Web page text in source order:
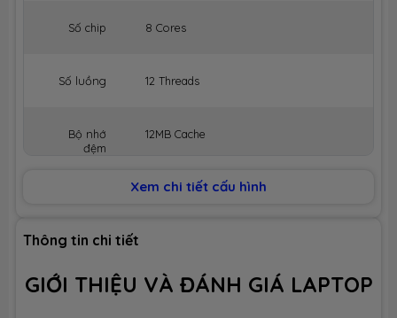
Số chip 8 Cores
Số luồng 12 Threads
Bộ nhớ
đệm
12MB Cache
BỘ NHỚ MÁY (RAM)
Dung lượng
Công nghệ DDR5 5200MHz
Xem chi tiết cấu hình
Thông tin chi tiết
GIỚI THIỆU VÀ ĐÁNH GIÁ LAPTOP